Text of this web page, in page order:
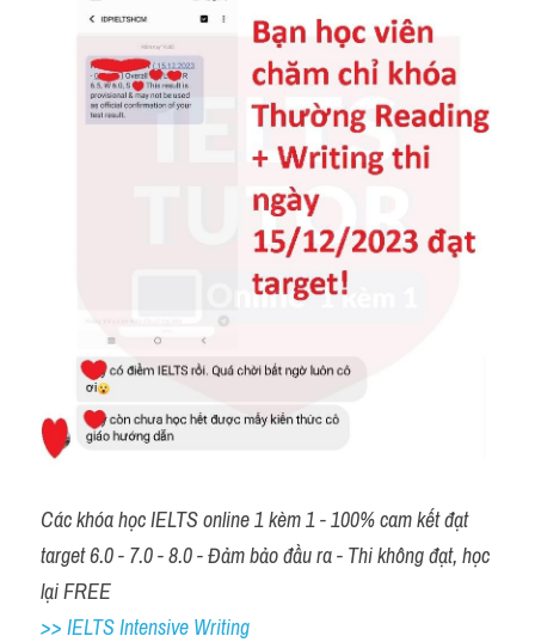
Các khóa học IELTS online 1 kèm 1 - 100% cam kết đạt
target 6.0 - 7.0 - 8.0 - Đảm bảo đầu ra - Thi không đạt, học
lại FREE
>> IELTS Intensive Writing